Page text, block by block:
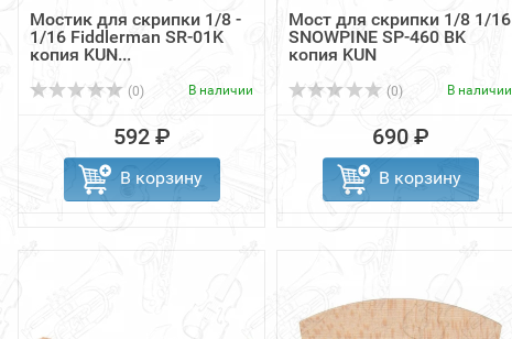
Мостик для скрипки 1/8 -
1/16 Fiddlerman SR-01K
копия KUN...
(0) В наличии
592 ₽
В корзину
Мост для скрипки 1/8 1/16
SNOWPINE SP-460 BK
копия KUN
(0) В наличии
690 ₽
В корзину